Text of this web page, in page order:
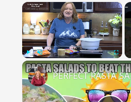
×
Play Unmute